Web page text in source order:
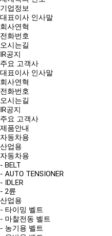
기업정보
대표이사 인사말
회사연혁
전화번호
오시는길
IR공지
주요 고객사
대표이사 인사말
회사연혁
전화번호
오시는길
IR공지
주요 고객사
제품안내
자동차용
산업용
자동차용
- BELT
- AUTO TENSIONER
- IDLER
- 2륜
산업용
- 타이밍 벨트
- 마찰전동 벨트
- 농기용 벨트